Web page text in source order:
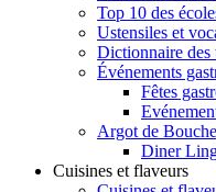
Top 10 des
Ustensiles et
Dictionnaire des
Événements
Fêtes
Argot de Bouche
Diner
Cuisines et flaveurs